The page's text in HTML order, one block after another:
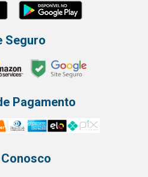
Seguro
Pagamento